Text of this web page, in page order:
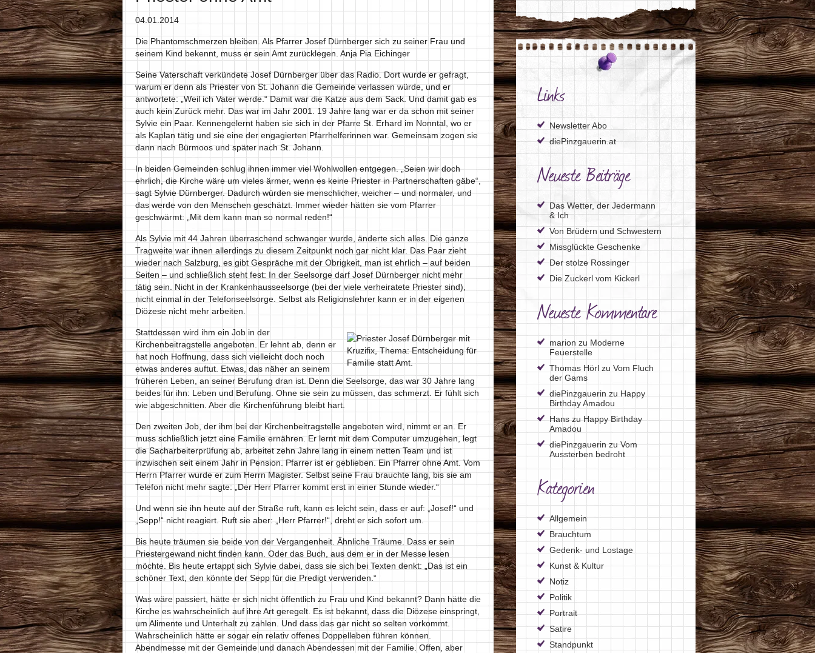
04.01.2014
Die Phantomschmerzen bleiben. Als Pfarrer Josef Dürnberger sich zu seiner Frau und
seinem Kind bekennt, muss er sein Amt zurücklegen. Anja Pia Eichinger
Seine Vaterschaft verkündete Josef Dürnberger über das Radio. Dort wurde er gefragt,
warum er denn als Priester von St. Johann die Gemeinde verlassen würde, und er
antwortete: „Weil ich Vater werde.“ Damit war die Katze aus dem Sack. Und damit gab es
auch kein Zurück mehr. Das war im Jahr 2001. 19 Jahre lang war er da schon mit seiner
Sylvie ein Paar. Kennengelernt haben sie sich in der Pfarre St. Erhard im Nonntal, wo er
als Kaplan tätig und sie eine der engagierten Pfarrhelferinnen war. Gemeinsam zogen sie
dann nach Bürmoos und später nach St. Johann.
In beiden Gemeinden schlug ihnen immer viel Wohlwollen entgegen. „Seien wir doch
ehrlich, die Kirche wäre um vieles ärmer, wenn es keine Priester in Partnerschaften gäbe“,
sagt Sylvie Dürnberger. Dadurch würden sie menschlicher, weicher – und normaler, und
das werde von den Menschen geschätzt. Immer wieder hätten sie vom Pfarrer
geschwärmt: „Mit dem kann man so normal reden!“
Als Sylvie mit 44 Jahren überraschend schwanger wurde, änderte sich alles. Die ganze
Tragweite war ihnen allerdings zu diesem Zeitpunkt noch gar nicht klar. Das Paar zieht
wieder nach Salzburg, es gibt Gespräche mit der Obrigkeit, man ist ehrlich – auf beiden
Seiten – und schließlich steht fest: In der Seelsorge darf Josef Dürnberger nicht mehr
tätig sein. Nicht in der Krankenhausseelsorge (bei der viele verheiratete Priester sind),
nicht einmal in der Telefonseelsorge. Selbst als Religionslehrer kann er in der eigenen
Diözese nicht mehr arbeiten.
Stattdessen wird ihm ein Job in der
Kirchenbeitragstelle angeboten. Er lehnt ab, denn er
hat noch Hoffnung, dass sich vielleicht doch noch
etwas anderes auftut. Etwas, das näher an seinem
früheren Leben, an seiner Berufung dran ist. Denn die Seelsorge, das war 30 Jahre lang
beides für ihn: Leben und Berufung. Ohne sie sein zu müssen, das schmerzt. Er fühlt sich
wie abgeschnitten. Aber die Kirchenführung bleibt hart.
Den zweiten Job, der ihm bei der Kirchenbeitragstelle angeboten wird, nimmt er an. Er
muss schließlich jetzt eine Familie ernähren. Er lernt mit dem Computer umzugehen, legt
die Sacharbeiterprüfung ab, arbeitet zehn Jahre lang in einem netten Team und ist
inzwischen seit einem Jahr in Pension. Pfarrer ist er geblieben. Ein Pfarrer ohne Amt. Vom
Herrn Pfarrer wurde er zum Herrn Magister. Selbst seine Frau brauchte lang, bis sie am
Telefon nicht mehr sagte: „Der Herr Pfarrer kommt erst in einer Stunde wieder.“
Und wenn sie ihn heute auf der Straße ruft, kann es leicht sein, dass er auf: „Josef!“ und
„Sepp!“ nicht reagiert. Ruft sie aber: „Herr Pfarrer!“, dreht er sich sofort um.
Bis heute träumen sie beide von der Vergangenheit. Ähnliche Träume. Dass er sein
Priestergewand nicht finden kann. Oder das Buch, aus dem er in der Messe lesen
möchte. Bis heute ertappt sich Sylvie dabei, dass sie sich bei Texten denkt: „Das ist ein
schöner Text, den könnte der Sepp für die Predigt verwenden.“
Was wäre passiert, hätte er sich nicht öffentlich zu Frau und Kind bekannt? Dann hätte die
Kirche es wahrscheinlich auf ihre Art geregelt. Es ist bekannt, dass die Diözese einspringt,
um Alimente und Unterhalt zu zahlen. Und dass das gar nicht so selten vorkommt.
Wahrscheinlich hätte er sogar ein relativ offenes Doppelleben führen können.
Abendmesse mit der Gemeinde und danach Abendessen mit der Familie. Offen, aber
Links
Newsletter Abo
diePinzgauerin.at
Neueste Beiträge
Das Wetter, der Jedermann
& Ich
Von Brüdern und Schwestern
Missglückte Geschenke
Der stolze Rossinger
Die Zuckerl vom Kickerl
Neueste Kommentare
marion zu Moderne
Feuerstelle
Thomas Hörl zu Vom Fluch
der Gams
diePinzgauerin zu Happy
Birthday Amadou
HanszuHappy Birthday
Amadou
diePinzgauerinzuVom
Aussterben bedroht
Kategorien
Allgemein
Brauchtum
Gedenk- und Lostage
Kunst & Kultur
Notiz
Politik
Portrait
Satire
Standpunkt